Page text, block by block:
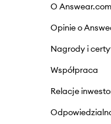
O Answear.com
Opinie o
Nagrody i
Współpraca
Relacje